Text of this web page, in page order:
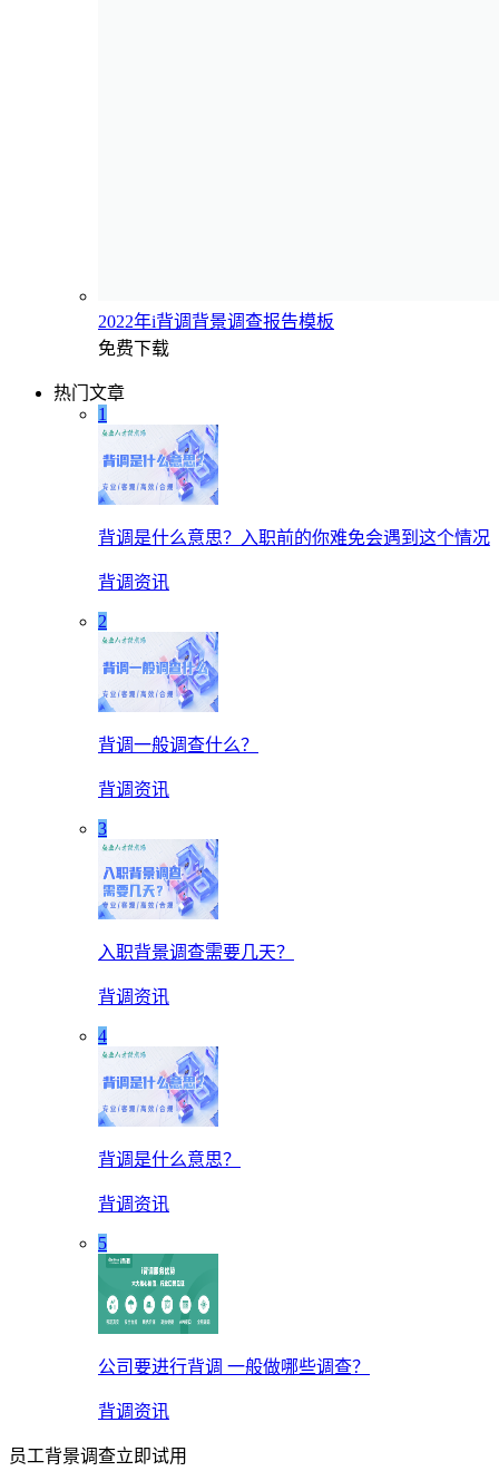
2022年i背调背景调查报告模板
免费下载
热门文章
1
背调是什么意思？入职前的你难免会遇到这个情况
背调资讯
2
背调一般调查什么？
背调资讯
3
入职背景调查需要几天？
背调资讯
4
背调是什么意思？
背调资讯
5
公司要进行背调 一般做哪些调查？
背调资讯
员工背景调查立即试用